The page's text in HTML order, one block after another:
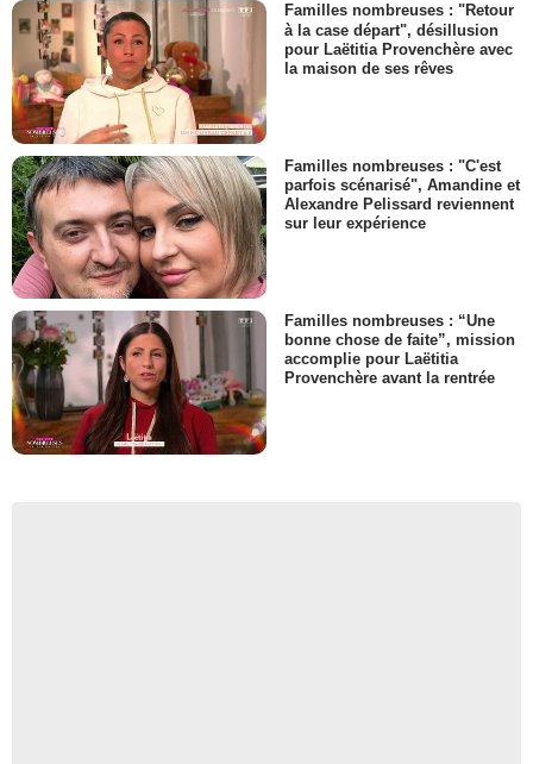
Familles nombreuses : "Retour
à la case départ", désillusion
pour Laëtitia Provenchère avec
la maison de ses rêves
Familles nombreuses : "C'est
parfois scénarisé", Amandine et
Alexandre Pelissard reviennent
sur leur expérience
Familles nombreuses : “Une
bonne chose de faite”, mission
accomplie pour Laëtitia
Provenchère avant la rentrée